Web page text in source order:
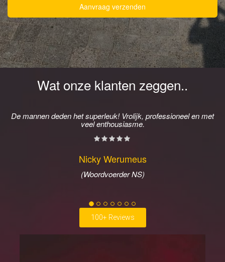
Aanvraag verzenden
Wat onze klanten zeggen..
De mannen deden het superleuk! Vrolijk, professioneel en met
veel enthousiasme.
Nicky Werumeus
(Woordvoerder NS)
100+ Reviews